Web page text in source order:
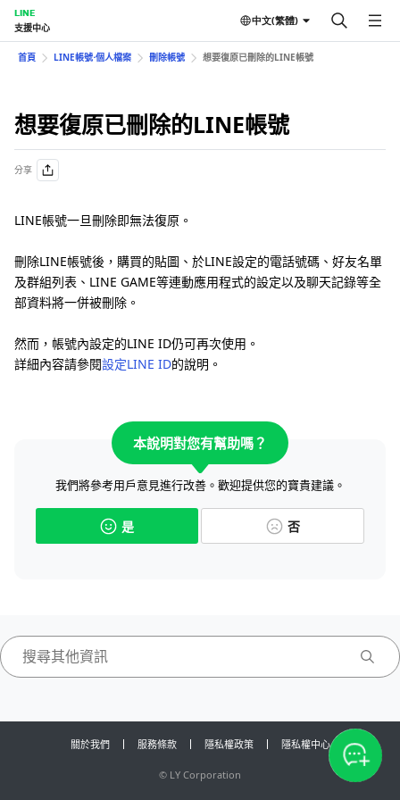
LINE
支援中心
中文(繁體)
首頁 LINE帳號⋅個人檔案 刪除帳號 想要復原已刪除的LINE帳號
想要復原已刪除的LINE帳號
分享
LINE帳號一旦刪除即無法復原。
刪除LINE帳號後，購買的貼圖、於LINE設定的電話號碼、好友名單
及群組列表、LINE GAME等連動應用程式的設定以及聊天記錄等全
部資料將一併被刪除。
然而，帳號內設定的LINE ID仍可再次使用。
詳細內容請參閱設定LINE ID的說明。
本說明對您有幫助嗎？
我們將參考用戶意見進行改善。歡迎提供您的寶貴建議。
是 否
關於我們 服務條款 隱私權政策 隱私權中心
© LY Corporation